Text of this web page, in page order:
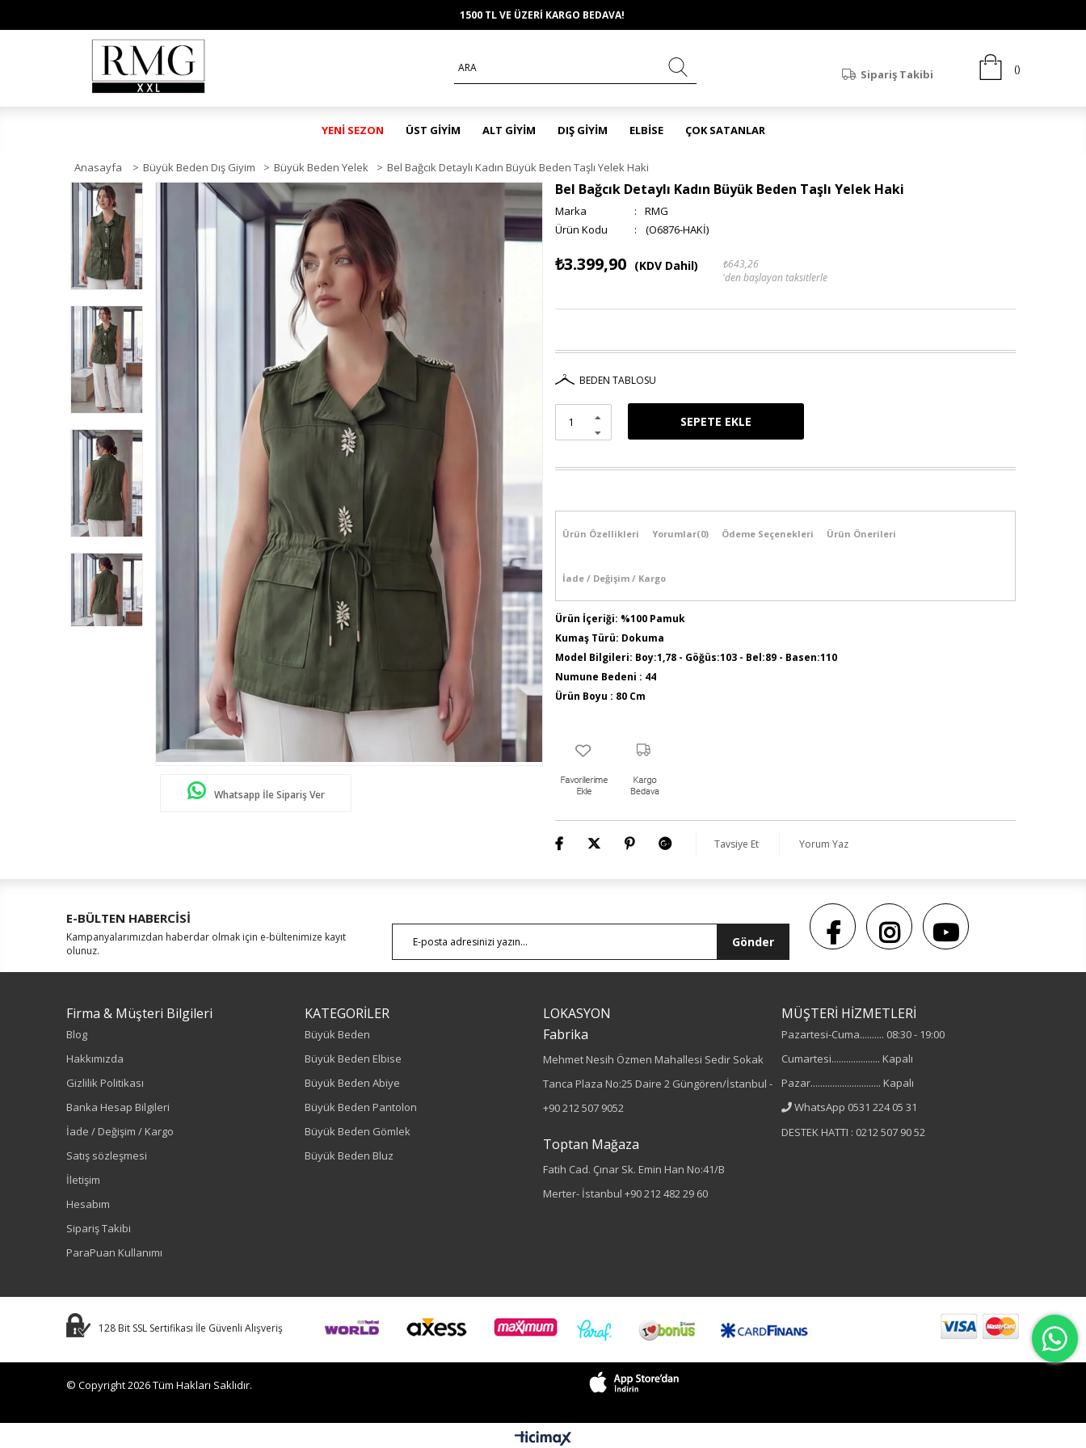
1500 TL VE ÜZERİ KARGO BEDAVA!
Sipariş Takibi
YENİ SEZON ÜST GİYİM ALT GİYİM DIŞ GİYİM ELBİSE ÇOK SATANLAR
Anasayfa > Büyük Beden Dış Giyim > Büyük Beden Yelek > Bel Bağcık Detaylı Kadın Büyük Beden Taşlı Yelek Haki
Whatsapp İle Sipariş Ver
Bel Bağcık Detaylı Kadın Büyük Beden Taşlı Yelek Haki
Marka :
RMG
(O6876-HAKİ)
₺3.399,90 (KDV Dahil)
₺643,26
'den başlayan taksitlerle
BEDEN TABLOSU
Ürün Özellikleri Yorumlar(0) Ödeme Seçenekleri Ürün Önerileri
İade / Değişim / Kargo
Ürün İçeriği: %100 Pamuk
Kumaş Türü: Dokuma
Model Bilgileri: Boy:1,78 - Göğüs:103 - Bel:89 - Basen:110
Numune Bedeni : 44
Ürün Boyu : 80 Cm
Haki
Tavsiye Et Yorum Yaz
E-BÜLTEN HABERCİSİ
Kampanyalarımızdan haberdar olmak için e-bültenimize kayıt
olunuz.
Gönder
Firma & Müşteri Bilgileri
Blog
Hakkımızda
Gizlilik Politikası
Banka Hesap Bilgileri
İade / Değişim / Kargo
Satış sözleşmesi
İletişim
Hesabım
Sipariş Takibi
ParaPuan Kullanımı
KATEGORİLER
Büyük Beden
Büyük Beden Elbise
Büyük Beden Abiye
Büyük Beden Pantolon
Büyük Beden Gömlek
Büyük Beden Bluz
LOKASYON
Fabrika
Mehmet Nesih Özmen Mahallesi Sedir Sokak
Tanca Plaza No:25 Daire 2 Güngören/İstanbul -
+90 212 507 9052
Toptan Mağaza
Fatih Cad. Çınar Sk. Emin Han No:41/B
Merter- İstanbul +90 212 482 29 60
MÜŞTERİ HİZMETLERİ
Pazartesi-Cuma.......... 08:30 - 19:00
Cumartesi.................... Kapalı
Pazar............................. Kapalı
WhatsApp 0531 224 05 31
DESTEK HATTI : 0212 507 90 52
128 Bit SSL Sertifikası İle Güvenli Alışveriş
© Copyright 2026 Tüm Hakları Saklıdır.